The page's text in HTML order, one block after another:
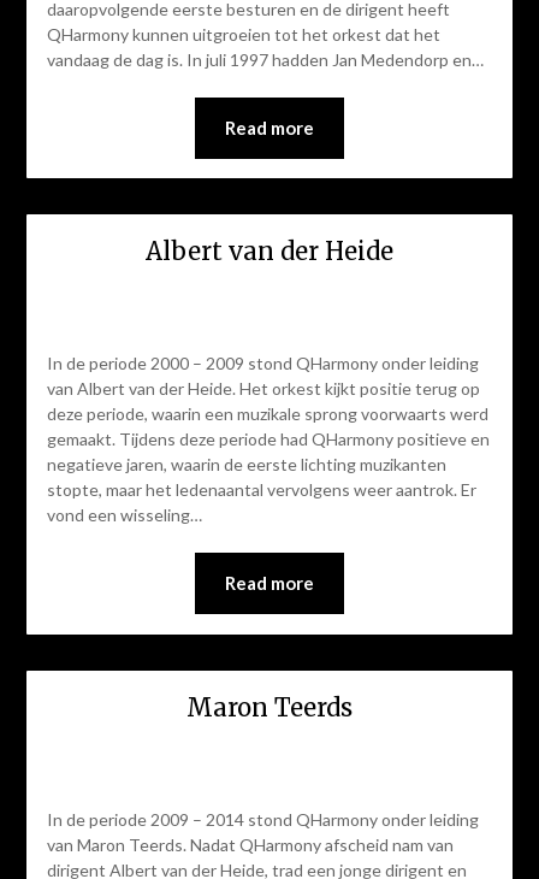
daaropvolgende eerste besturen en de dirigent heeft
QHarmony kunnen uitgroeien tot het orkest dat het
vandaag de dag is. In juli 1997 hadden Jan Medendorp en…
Read more
Albert van der Heide
In de periode 2000 – 2009 stond QHarmony onder leiding
van Albert van der Heide. Het orkest kijkt positie terug op
deze periode, waarin een muzikale sprong voorwaarts werd
gemaakt. Tijdens deze periode had QHarmony positieve en
negatieve jaren, waarin de eerste lichting muzikanten
stopte, maar het ledenaantal vervolgens weer aantrok. Er
vond een wisseling…
Read more
Maron Teerds
In de periode 2009 – 2014 stond QHarmony onder leiding
van Maron Teerds. Nadat QHarmony afscheid nam van
dirigent Albert van der Heide, trad een jonge dirigent en